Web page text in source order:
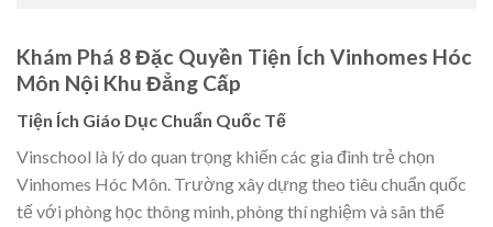
Khám Phá 8 Đặc Quyền Tiện Ích Vinhomes Hóc
Môn Nội Khu Đẳng Cấp
Tiện Ích Giáo Dục Chuẩn Quốc Tế
Vinschool là lý do quan trọng khiến các gia đình trẻ chọn
Vinhomes Hóc Môn. Trường xây dựng theo tiêu chuẩn quốc
tế với phòng học thông minh, phòng thí nghiệm và sân thể